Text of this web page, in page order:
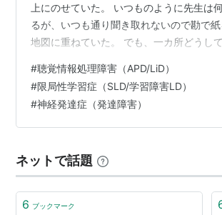
上にのせていた。 いつものように先生は
るが、いつも通り聞き取れないので勘で
地図に重ねていた。 でも、一カ所どうし
何かを聞いてきた。 「形が合わなくて問題
い。」と言ったんだと思う。 少し溜息を
た。多分「足りない所があるから。」とで
と思う。 周りを見ると、他の生徒たちは
われたんだと気づいた。 先生は私のこと
#聴覚情報処理障害（APD/LiD）
#限局性学習症（SLD/学習障害LD）
#神経発達症（発達障害）
ネットで話題
6 ブックマーク